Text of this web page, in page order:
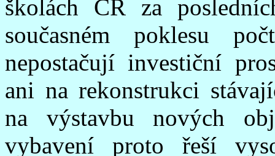
školách ČR za
současném poklesu
nepostačují investiční
ani na rekonstrukci
na výstavbu nových
vybavení proto řeší